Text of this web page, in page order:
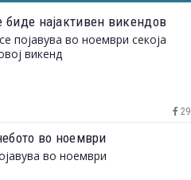
најактивен викендов
појавува во ноември секоја
викенд
29
во ноември
во ноември